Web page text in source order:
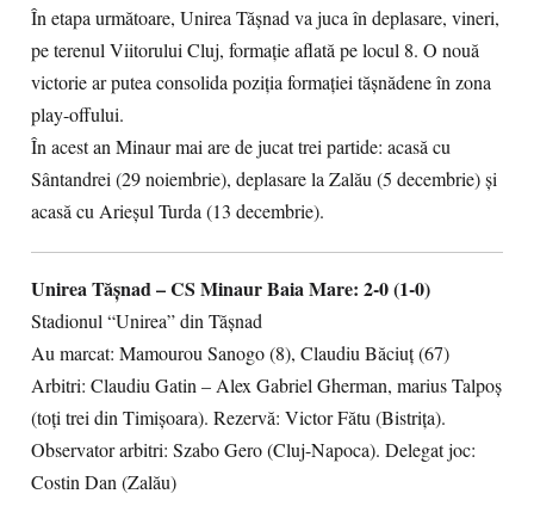
În etapa următoare, Unirea Tășnad va juca în deplasare, vineri,
pe terenul Viitorului Cluj, formație aflată pe locul 8. O nouă
victorie ar putea consolida poziția formației tășnădene în zona
play-offului.
În acest an Minaur mai are de jucat trei partide: acasă cu
Sântandrei (29 noiembrie), deplasare la Zalău (5 decembrie) și
acasă cu Arieșul Turda (13 decembrie).
Unirea Tășnad – CS Minaur Baia Mare: 2-0 (1-0)
Stadionul “Unirea” din Tășnad
Au marcat: Mamourou Sanogo (8), Claudiu Băciuț (67)
Arbitri: Claudiu Gatin – Alex Gabriel Gherman, marius Talpoș
(toți trei din Timișoara). Rezervă: Victor Fătu (Bistrița).
Observator arbitri: Szabo Gero (Cluj-Napoca). Delegat joc:
Costin Dan (Zalău)